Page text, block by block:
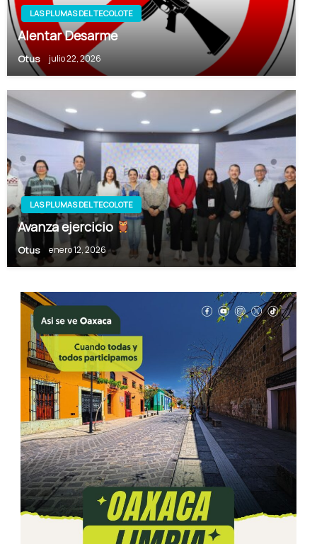
LAS PLUMAS DEL TECOLOTE
Alentar Desarme
Otus julio 22, 2026
LAS PLUMAS DEL TECOLOTE
Avanza ejercicio
Otus enero 12, 2026